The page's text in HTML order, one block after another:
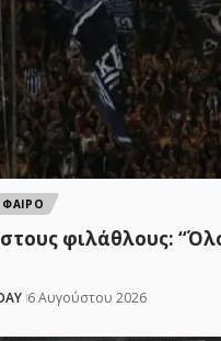
φιλάθλους:
6 Αυγούστου 2026